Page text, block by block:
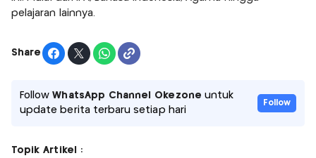
pelajaran lainnya.
Share
FollowWhatsApp Channel Okezone untuk
update berita terbaru setiap hari
Follow
Topik Artikel :